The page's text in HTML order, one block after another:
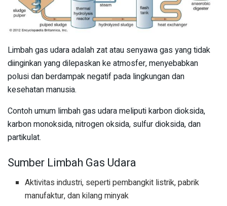
Limbah gas udara adalah zat atau senyawa gas yang tidak
diinginkan yang dilepaskan ke atmosfer, menyebabkan
polusi dan berdampak negatif pada lingkungan dan
kesehatan manusia.
Contoh umum limbah gas udara meliputi karbon dioksida,
karbon monoksida, nitrogen oksida, sulfur dioksida, dan
partikulat.
Sumber Limbah Gas Udara
Aktivitas industri, seperti pembangkit listrik, pabrik
manufaktur, dan kilang minyak